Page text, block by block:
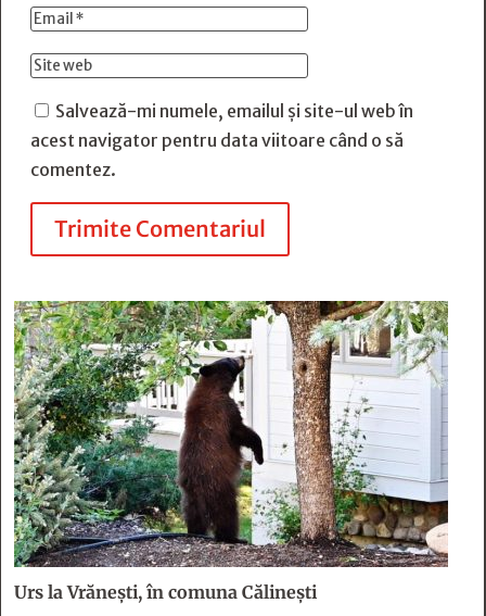
Salvează-mi numele, emailul și site-ul web în
acest navigator pentru data viitoare când o să
comentez.
Trimite Comentariul
Urs la Vrănești, în comuna Călinești